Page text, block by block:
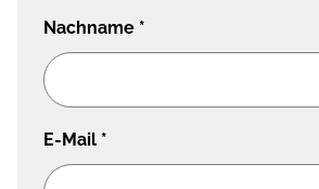
Nachname *
E-Mail *